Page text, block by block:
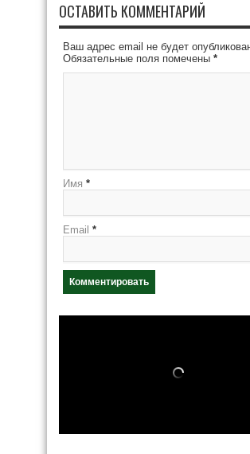
ОСТАВИТЬ КОММЕНТАРИЙ
Ваш адрес email не будет
Обязательные поля помечены *
Имя *
Email *